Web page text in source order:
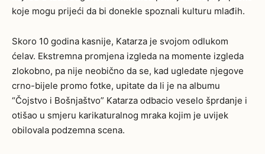
koje mogu prijeći da bi donekle spoznali kulturu mlađih.
Skoro 10 godina kasnije, Katarza je svojom odlukom
ćelav. Ekstremna promjena izgleda na momente izgleda
zlokobno, pa nije neobično da se, kad ugledate njegove
crno-bijele promo fotke, upitate da li je na albumu
“Čojstvo i Bošnjaštvo” Katarza odbacio veselo šprdanje i
otišao u smjeru karikaturalnog mraka kojim je uvijek
obilovala podzemna scena.